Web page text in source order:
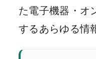
た電子機器・オ
するあらゆる情